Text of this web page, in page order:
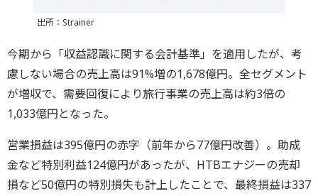
出所：Strainer
今期から「収益認識に関する会計基準」を適用したが、考
慮しない場合の売上高は91%増の1,678億円。全セグメント
が増収で、需要回復により旅行事業の売上高は約3倍の
1,033億円となった。
営業損益は395億円の赤字（前年から77億円改善）。助成
金など特別利益124億円があったが、HTBエナジーの売却
損など50億円の特別損失も計上したことで、最終損益は337